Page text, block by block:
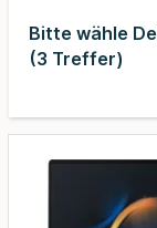
Bitte wähle
(3 Treffer)